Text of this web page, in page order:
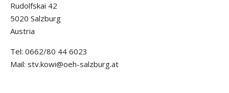
Rudolfskai 42
5020 Salzburg
Austria
Tel: 0662/80 44 6023
Mail: stv.kowi@oeh-salzburg.at